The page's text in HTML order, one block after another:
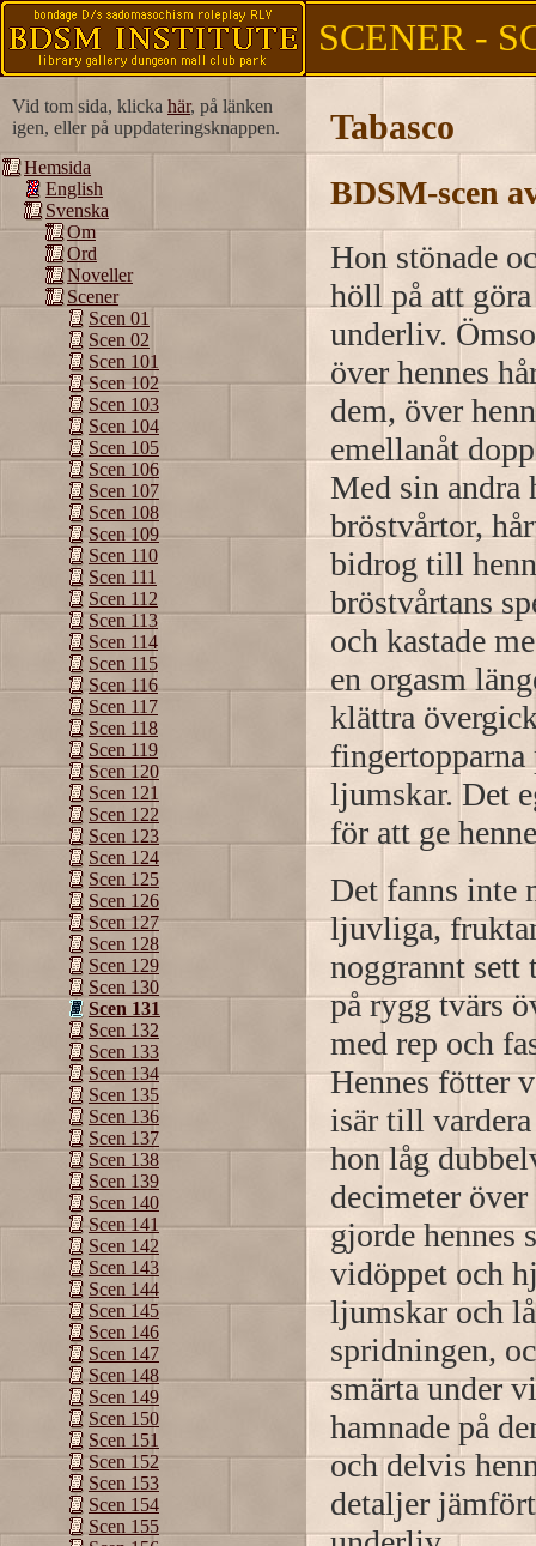
SCENER -
Vid tom sida, klicka här, på länken
igen, eller på uppdateringsknappen.
Hemsida
English
Svenska
Om
Ord
Noveller
Scener
Scen 01
Scen 02
Scen 101
Scen 102
Scen 103
Scen 104
Scen 105
Scen 106
Scen 107
Scen 108
Scen 109
Scen 110
Scen 111
Scen 112
Scen 113
Scen 114
Scen 115
Scen 116
Scen 117
Scen 118
Scen 119
Scen 120
Scen 121
Scen 122
Scen 123
Scen 124
Scen 125
Scen 126
Scen 127
Scen 128
Scen 129
Scen 130
Scen 131
Scen 132
Scen 133
Scen 134
Scen 135
Scen 136
Scen 137
Scen 138
Scen 139
Scen 140
Scen 141
Scen 142
Scen 143
Scen 144
Scen 145
Scen 146
Scen 147
Scen 148
Scen 149
Scen 150
Scen 151
Scen 152
Scen 153
Scen 154
Scen 155
Tabasco
BDSM-scen
Hon stönade
höll på att
underliv.
över hennes
dem, över
emellanåt
Med sin andra
bröstvårtor,
bidrog till
bröstvårtans
och kastade
en orgasm
klättra
fingertopparna
ljumskar. Det
för att ge
Det fanns inte
ljuvliga,
noggrannt sett
på rygg tvärs
med rep och
Hennes fötter
isär till vardera
hon låg
decimeter
gjorde hennes
vidöppet och
ljumskar och
spridningen,
smärta under
hamnade på
och delvis
detaljer